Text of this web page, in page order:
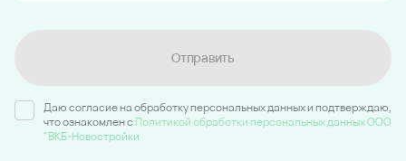
Отправить
Даю согласие на обработку персональных данных и подтверждаю,
что ознакомлен c Политикой обработки персональных данных ООО
"ВКБ-Новостройки